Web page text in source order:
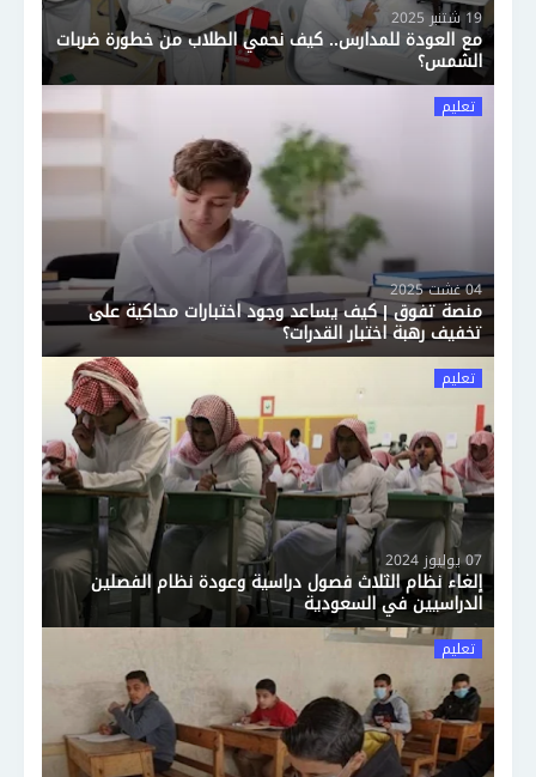
19 شتنبر 2025
مع العودة للمدارس.. كيف نحمي الطلاب من خطورة ضربات
الشمس؟
تعليم
04 غشت 2025
منصة تفوق | كيف يساعد وجود اختبارات محاكية على
تخفيف رهبة اختبار القدرات؟
تعليم
07 يوليوز 2024
إلغاء نظام الثلاث فصول دراسية وعودة نظام الفصلين
الدراسيين في السعودية
تعليم